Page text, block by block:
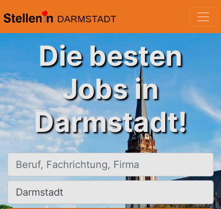
DARMSTADT
Die besten
Jobs in
Darmstadt!
Beruf, Fachrichtung, Firma
Ort, Stadt